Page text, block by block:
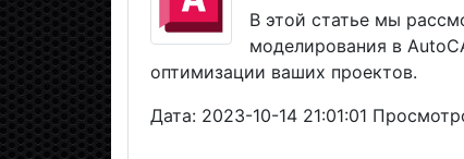
В этой статье мы
моделирования в
оптимизации ваших проектов.
Дата: 2023-10-14 21:01:01